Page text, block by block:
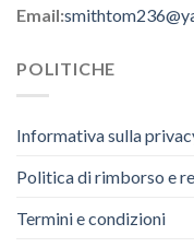
Email:
POLITICHE
Informativa sulla
Politica di rimborso e
Termini e condizioni